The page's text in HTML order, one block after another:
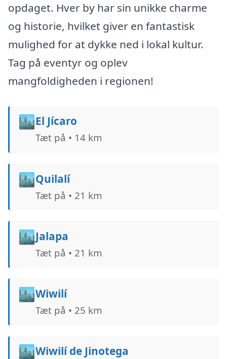
opdaget. Hver by har sin unikke charme
og historie, hvilket giver en fantastisk
mulighed for at dykke ned i lokal kultur.
Tag på eventyr og oplev
mangfoldigheden i regionen!
🏙️El Jícaro
Tæt på • 14 km
🏙️Quilalí
Tæt på • 21 km
🏙️Jalapa
Tæt på • 21 km
🏙️Wiwilí
Tæt på • 25 km
🏙️Wiwilí de Jinotega